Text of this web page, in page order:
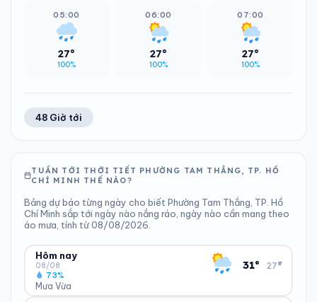
05:00
27°
100%
06:00
27°
100%
07:00
27°
100%
48 Giờ tới
TUẦN TỚI THỜI TIẾT PHƯỜNG TAM THẮNG, TP. HỒ
CHÍ MINH THẾ NÀO?
Bảng dự báo từng ngày cho biết Phường Tam Thắng, TP. Hồ
Chí Minh sắp tới ngày nào nắng ráo, ngày nào cần mang theo
áo mưa, tính từ 08/08/2026.
Hôm nay
08/08
Mưa Vừa
73%
31° 27°
▾